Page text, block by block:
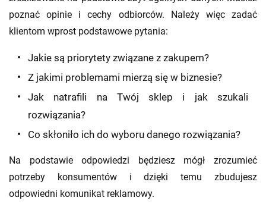
poznać opinie i cechy odbiorców. Należy więc zadać
klientom wprost podstawowe pytania:
Jakie są priorytety związane z zakupem?
Z jakimi problemami mierzą się w biznesie?
Jak natrafili na Twój sklep i jak szukali
rozwiązania?
Co skłoniło ich do wyboru danego rozwiązania?
Na podstawie odpowiedzi będziesz mógł zrozumieć
potrzeby konsumentów i dzięki temu zbudujesz
odpowiedni komunikat reklamowy.